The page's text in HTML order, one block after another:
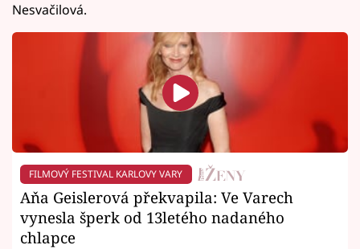
Nesvačilová.
FILMOVÝ FESTIVAL KARLOVY VARY
Aňa Geislerová překvapila: Ve Varech
vynesla šperk od 13letého nadaného
chlapce